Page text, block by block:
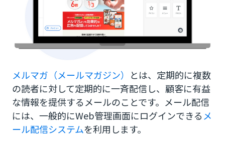
ステップメールを活用してみる
SMSとLPを組み合わせてみる
メルマガ（メールマガジン） とは、定期的に複数
の読者に対して定期的に一斉配信し、顧客に有益
な情報を提供するメールのことです。メール配信
には、一般的にWeb管理画面にログインできるメ
ール配信システムを利用します。